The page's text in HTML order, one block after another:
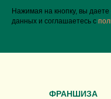
Нажимая на кнопку, вы
данных и соглашаетесь c
ФРАНШИЗА